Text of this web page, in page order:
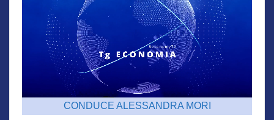
CONDUCE ALESSANDRA MORI